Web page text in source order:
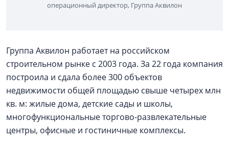
операционный директор, Группа Аквилон
Группа Аквилон работает на российском
строительном рынке с 2003 года. За 22 года компания
построила и сдала более 300 объектов
недвижимости общей площадью свыше четырех млн
кв. м: жилые дома, детские сады и школы,
многофункциональные торгово-развлекательные
центры, офисные и гостиничные комплексы.